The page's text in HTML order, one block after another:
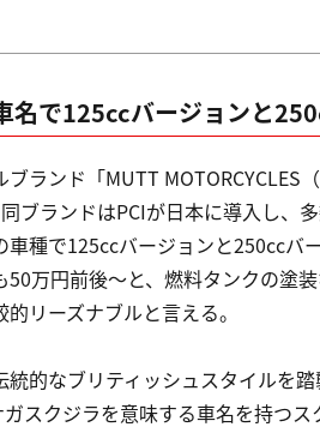
名で125ccバージョンと
ランド「MUTT
ブランドはPCIが日本に導入し、
車種で125ccバージョンと250ccバ
50万円前後～と、燃料タンクの塗
リーズナブルと言える。
的なブリティッシュスタイルを
スクジラを意味する車名を持つス